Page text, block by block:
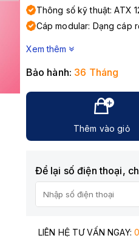
Thông số kỹ thuật: ATX
Cáp modular: Dạng cáp
Xem thêm
Bảo hành: 36 Tháng
Thêm vào giỏ
Để lại số điện thoại,
LIÊN HỆ TƯ VẤN NGAY: